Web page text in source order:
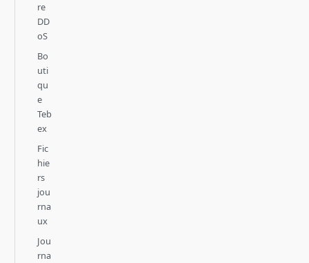
re
DD
oS
Bo
uti
qu
e
Teb
ex
Fic
hie
rs
jou
rna
ux
Jou
rna